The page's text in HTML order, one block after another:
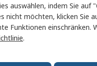
auswählen, indem Sie auf
nicht möchten, klicken Sie
Funktionen einschränken.
.